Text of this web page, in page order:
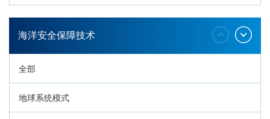
深海生命与生态过程
海洋安全保障技术
全部
地球系统模式